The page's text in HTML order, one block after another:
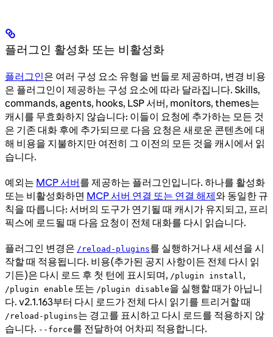
플러그인 활성화 또는 비활성화
플러그인은 여러 구성 요소 유형을 번들로 제공하며, 변경 비용
은 플러그인이 제공하는 구성 요소에 따라 달라집니다. Skills,
commands, agents, hooks, LSP 서버, monitors, themes는
캐시를 무효화하지 않습니다: 이들이 요청에 추가하는 모든 것
은 기존 대화 후에 추가되므로 다음 요청은 새로운 콘텐츠에 대
해 비용을 지불하지만 여전히 그 이전의 모든 것을 캐시에서 읽
습니다.
예외는 MCP 서버를 제공하는 플러그인입니다. 하나를 활성화
또는 비활성화하면 MCP 서버 연결 또는 연결 해제와 동일한 규
칙을 따릅니다: 서버의 도구가 연기될 때 캐시가 유지되고, 프리
픽스에 로드될 때 다음 요청이 전체 대화를 다시 읽습니다.
플러그인 변경은 /reload-plugins를 실행하거나 새 세션을 시
작할 때 적용됩니다. 비용(추가된 공지 사항이든 전체 다시 읽
기든)은 다시 로드 후 첫 턴에 표시되며, /plugin install ,
/plugin enable 또는 /plugin disable을 실행할 때가 아닙니
다. v2.1.163부터 다시 로드가 전체 다시 읽기를 트리거할 때
/reload-plugins는 경고를 표시하고 다시 로드를 적용하지 않
습니다. --force를 전달하여 어차피 적용합니다.